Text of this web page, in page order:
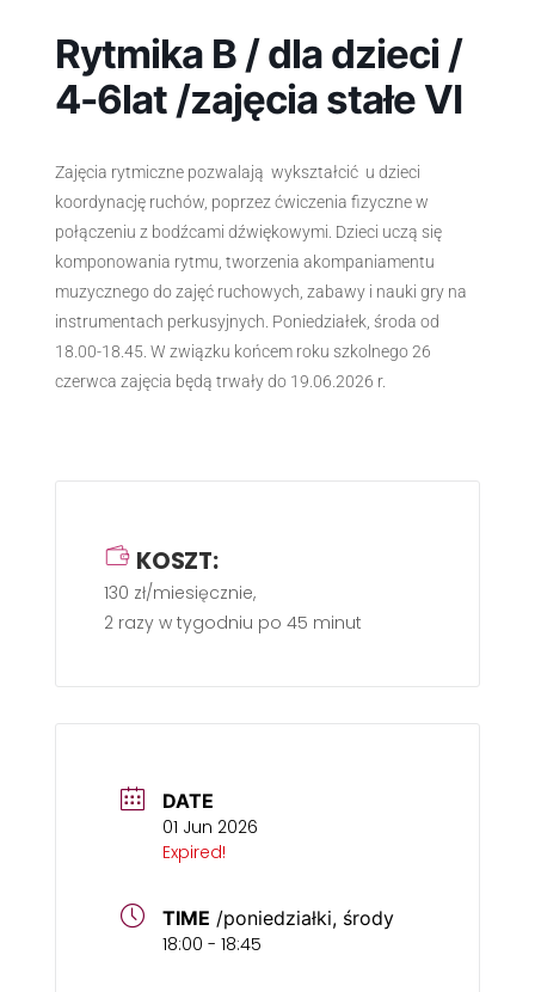
Rytmika B / dla dzieci /
4-6lat /zajęcia stałe VI
Zajęcia rytmiczne pozwalają wykształcić u dzieci
koordynację ruchów, poprzez ćwiczenia fizyczne w
połączeniu z bodźcami dźwiękowymi. Dzieci uczą się
komponowania rytmu, tworzenia akompaniamentu
muzycznego do zajęć ruchowych, zabawy i nauki gry na
instrumentach perkusyjnych. Poniedziałek, środa od
18.00-18.45. W związku końcem roku szkolnego 26
czerwca zajęcia będą trwały do 19.06.2026 r.
KOSZT:
130 zł/miesięcznie,
2 razy w tygodniu po 45 minut
DATE
01 Jun 2026
Expired!
TIME /poniedziałki, środy
18:00 - 18:45